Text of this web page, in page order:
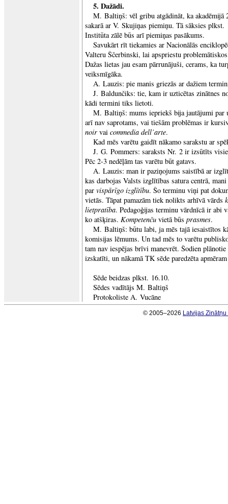
5. Dažādi.
M. Baltiņš: vēl gribu atgādināt, ka akadēmijā
sakarā ar V. Skujiņas piemiņu. Tā sāksies
Institūta zālē būs arī piemiņas pasākums.
Savukārt rīt tiekamies ar Nacionālās
Valteru Ščerbinski, lai apspriestu
Dažas lietas jau esam pārrunājuši, cerams, ka
veiksmīgāka.
A. Lauzis: pie manis griezās ar dažiem
J. Baldunčiks: tie, kam ir uzticētas zinātnes
kādi termini tiks lietoti.
M. Baltiņš: mums iepriekš bija jautājumi par
arī nav saprotams, vai tiešām problēmas ir
noir vai commedia dell’arte.
Kad mēs varētu gaidīt nākamo sarakstu ar
J. G. Pommers: saraksts Nr. 2 ir izsūtīts
Pēc 2-3 nedēļām tas varētu būt gatavs.
A. Lauzis: man ir paziņojums saistībā ar
kas darbojas Valsts izglītības satura centrā,
par vispārīgo izglītību. Šo terminu viņi pat
vietās. Tāpat pamazām tiek nolikts arhīvā vārds
lietpratība. Pedagoģijas terminu vārdnīcā ir abi
ko atšķiras. Kompetenču vietā būs prasmes.
M. Baltiņš: būtu labi, ja mēs tajā iesaistītos
komisijas lēmums. Un tad mēs to varētu
tam nav iespējas brīvi manevrēt. Šodien
izskatīti, un nākamā TK sēde paredzēta
Sēde beidzas plkst. 16.10.
Sēdes vadītājs M. Baltiņš
Protokoliste A. Vucāne
© 2005–2026 Latvijas